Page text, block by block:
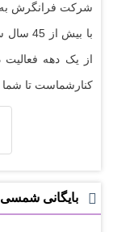
شرکت فرانگرش به
با بيش
از يک دهه
کنارشماست تا شما
بایگانی شمسی